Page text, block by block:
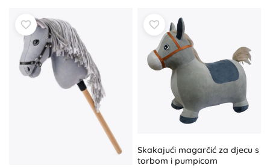
Skakajući magarčić za djecu s
torbom i pumpicom